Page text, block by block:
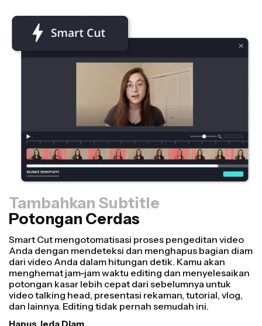
Tambahkan Subtitle
Potongan Cerdas
Pengubah Ukuran
Ubah ulang video lebih cepat dan buat tampilannya
lebih profesional dengan fitur Resize Canvas kami!
Hanya dalam beberapa klik, kamu bisa mengambil satu
video dan menyesuaikan ukurannya agar pas di setiap
platform lain, baik itu untuk TikTok, Youtube, Instagram,
Twitter, Linkedin, atau platform lainnya.